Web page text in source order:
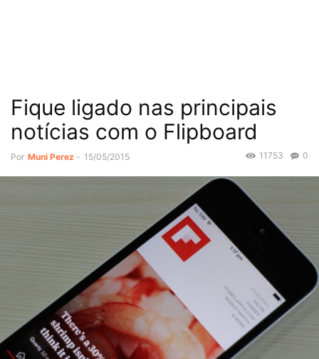
Fique ligado nas principais
notícias com o Flipboard
Por Muni Perez - 15/05/2015 0
11753